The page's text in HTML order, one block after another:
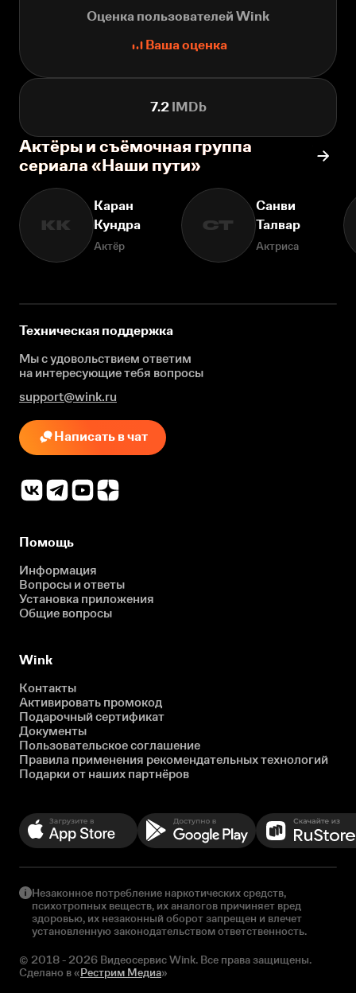
Оценка пользователей Wink
Ваша оценка
7.2IMDb
Актёры и съёмочная группа
сериала «Наши пути»
КК
Каран
Кундра
Актёр
СТ
Санви
Талвар
Актриса
Техническая поддержка
Мы с удовольствием ответим
на интересующиетебя вопросы
support@wink.ru
Написать в чат
Помощь
Информация
Вопросы и ответы
Установка приложения
Общие вопросы
Wink
Контакты
Активировать промокод
Подарочный сертификат
Документы
Пользовательское соглашение
Правила применения рекомендательных технологий
Подарки от наших партнёров
Незаконное потребление наркотических средств,
психотропных веществ, их аналогов причиняет вред
здоровью, их незаконный оборот запрещен и влечет
установленную законодательством ответственность.
© 2018 - 2026 Видеосервис Wink. Все права защищены.
Сделано в «Рестрим Медиа»